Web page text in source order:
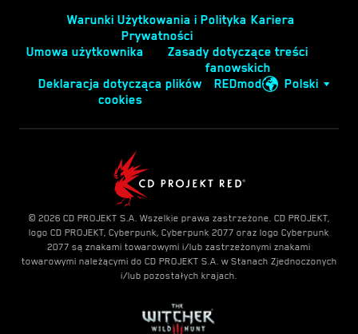
Warunki Użytkowania i Polityka
Prywatności
Kariera
Umowa użytkownika
Zasady dotyczące treści
fanowskich
Deklaracja dotycząca plików
cookies
REDmod Polski
© 2026 CD PROJEKT S.A. Wszelkie prawa zastrzeżone. CD PROJEKT,
logo CD PROJEKT, Cyberpunk, Cyberpunk 2077 oraz logo Cyberpunk
2077 są znakami towarowymi i/lub zastrzeżonymi znakami
towarowymi należącymi do CD PROJEKT S.A. w Stanach Zjednoczonych
i/lub pozostałych krajach.